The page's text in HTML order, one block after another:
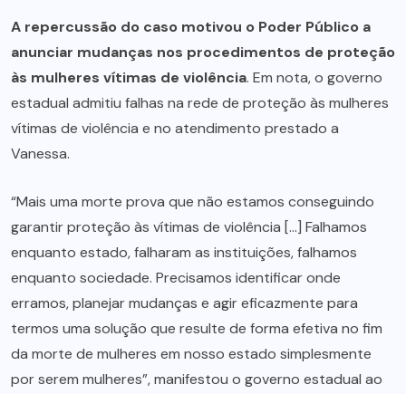
A repercussão do caso motivou o Poder Público a
anunciar mudanças nos procedimentos de proteção
às mulheres vítimas de violência. Em nota, o governo
estadual admitiu falhas na rede de proteção às mulheres
vítimas de violência e no atendimento prestado a
Vanessa.
“Mais uma morte prova que não estamos conseguindo
garantir proteção às vítimas de violência […] Falhamos
enquanto estado, falharam as instituições, falhamos
enquanto sociedade. Precisamos identificar onde
erramos, planejar mudanças e agir eficazmente para
termos uma solução que resulte de forma efetiva no fim
da morte de mulheres em nosso estado simplesmente
por serem mulheres”, manifestou o governo estadual ao